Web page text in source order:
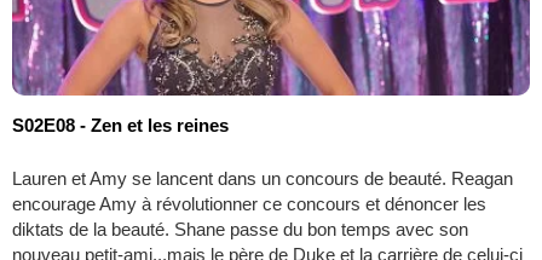
S02E08 - Zen et les reines
Lauren et Amy se lancent dans un concours de beauté. Reagan
encourage Amy à révolutionner ce concours et dénoncer les
diktats de la beauté. Shane passe du bon temps avec son
nouveau petit-ami...mais le père de Duke et la carrière de celui-ci